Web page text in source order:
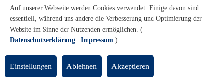
Volltext
Personen/Einrichtungen
Volltext + Personen/Einrichtungen
Konzerte
Theatersaal
Auf unserer Webseite werden Cookies verwendet. Einige davon sind
essentiell, während uns andere die Verbesserung und Optimierung der
Website im Sinne der Nutzenden ermöglichen. (
Datenschutzerklärung
Impressum )
Einstellungen Ablehnen Akzeptieren